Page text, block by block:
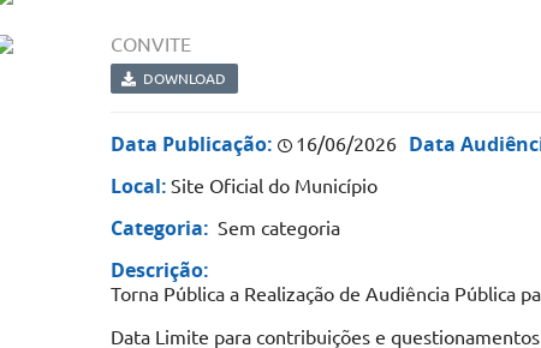
CONVITE
DOWNLOAD
Data Publicação: 16/06/2026 Data
Local: Site Oficial do Município
Categoria: Sem categoria
Descrição:
Torna Pública a Realização de Audiência Pública
Data Limite para contribuições e